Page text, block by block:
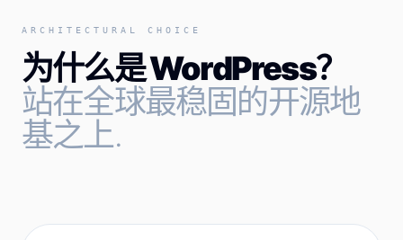
ARCHITECTURAL CHOICE
为什么是 WordPress？
站在全球最稳固的开源地
基之上.